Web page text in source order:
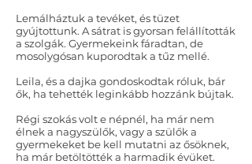
Lemálháztuk a tevéket, és tüzet
gyújtottunk. A sátrat is gyorsan felállították
a szolgák. Gyermekeink fáradtan, de
mosolygósan kuporodtak a tűz mellé.
Leila, és a dajka gondoskodtak róluk, bár
ők, ha tehették leginkább hozzánk bújtak.
Régi szokás volt e népnél, ha már nem
élnek a nagyszülők, vagy a szülők a
gyermekeket be kell mutatni az ősöknek,
ha már betöltötték a harmadik évüket.